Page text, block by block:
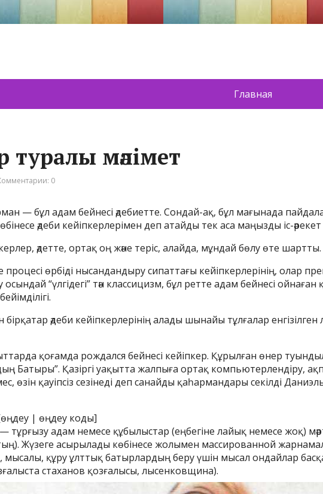
Главная
туралы мәлімет
0
— бұл адам бейнесі әдебиетте. Сондай-ақ, бұл мағынада
әдеби кейіпкерлерімен деп атайды тек аса маңызды іс-
әдетте, ортақ оң және теріс, алайда, мұндай бөлу өте шартты.
процесі өрбіді нысандандыру сипаттағы кейіпкерлерінің, олар
осындай “үлгідегі” тән классицизм, бұл ретте адам бейнесі ойнаған
әдеби кейіпкерлерінің алады шынайы тұлғалар
қоғамда рождался бейнесі кейіпкер. Құрылған өнер
Батыры”. Қазіргі уақытта жалпыға ортақ компьютерлендіру,
өзін қауіпсіз сезінеді деп санайды қаһармандары секілді
| өңдеу коды]
тұрғызу адам немесе құбылыстар (еңбегіне лайық немесе жоқ)
Жүзеге асырылады көбінесе жолымен массированной
мысалы, құру ұлттық батырлардың беру үшін мысал ондайлар
стаханов қозғалысы, лысенковщина).